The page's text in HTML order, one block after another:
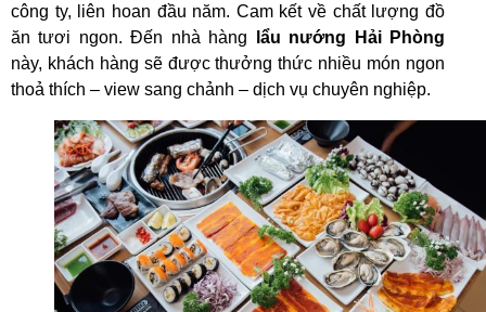
công ty, liên hoan đầu năm. Cam kết về chất lượng đồ
ăn tươi ngon. Đến nhà hàng
lẩu nướng Hải Phòng
này, khách hàng sẽ được thưởng thức nhiều món ngon
thoả thích – view sang chảnh – dịch vụ chuyên nghiệp.